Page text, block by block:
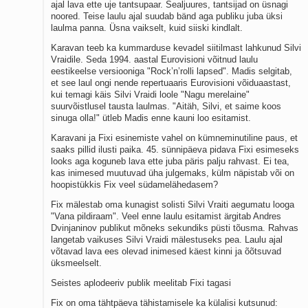
ajal lava ette uje tantsupaar. Sealjuures, tantsijad on üsnagi
noored. Teise laulu ajal suudab bänd aga publiku juba üksi
laulma panna. Üsna vaikselt, kuid siiski kindlalt.
Karavan teeb ka kummarduse kevadel siitilmast lahkunud Silvi
Vraidile. Seda 1994. aastal Eurovisioni võitnud laulu
eestikeelse versiooniga "Rock’n’rolli lapsed". Madis selgitab,
et see laul ongi nende repertuaaris Eurovisioni võiduaastast,
kui temagi käis Silvi Vraidi loole "Nagu merelaine"
suurvõistlusel tausta laulmas. "Aitäh, Silvi, et saime koos
sinuga olla!" ütleb Madis enne kauni loo esitamist.
Karavani ja Fixi esinemiste vahel on kümneminutiline paus, et
saaks pillid ilusti paika. 45. sünnipäeva pidava Fixi esimeseks
looks aga koguneb lava ette juba päris palju rahvast. Ei tea,
kas inimesed muutuvad üha julgemaks, külm näpistab või on
hoopistükkis Fix veel südamelähedasem?
Fix mälestab oma kunagist solisti Silvi Vraiti aegumatu looga
"Vana pildiraam". Veel enne laulu esitamist ärgitab Andres
Dvinjaninov publikut mõneks sekundiks püsti tõusma. Rahvas
langetab vaikuses Silvi Vraidi mälestuseks pea. Laulu ajal
võtavad lava ees olevad inimesed käest kinni ja õõtsuvad
üksmeelselt.
Seistes aplodeeriv publik meelitab Fixi tagasi
Fix on oma tähtpäeva tähistamisele ka külalisi kutsunud: